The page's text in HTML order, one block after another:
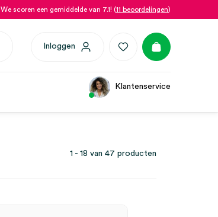
We scoren een gemiddelde van 7.1! (11 beoordelingen)
Inloggen
Klantenservice
1 - 18 van 47 producten